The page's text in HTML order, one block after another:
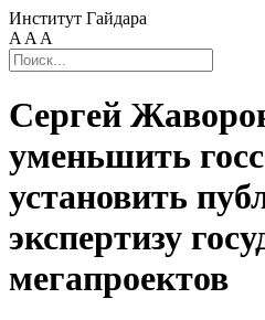
Институт Гайдара
A A A
Сергей
уменьшить
установить
экспертизу
мегапроектов